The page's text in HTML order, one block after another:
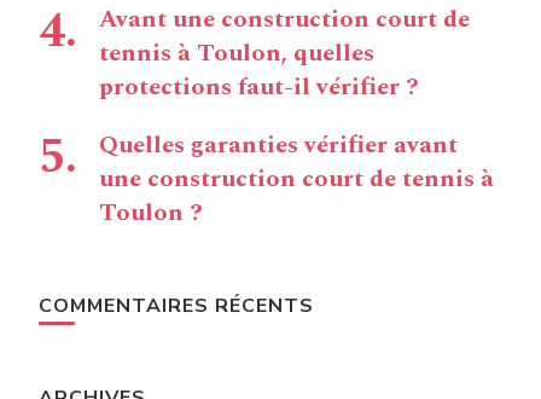
Avant une construction court de
tennis à Toulon, quelles
protections faut-il vérifier ?
Quelles garanties vérifier avant
une construction court de tennis à
Toulon ?
COMMENTAIRES RÉCENTS